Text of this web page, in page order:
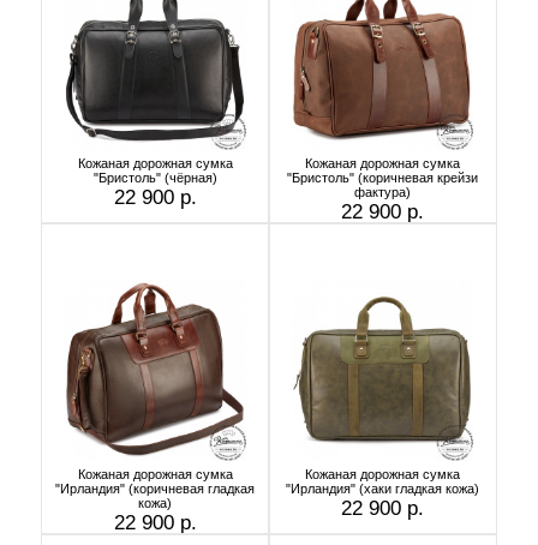
Кожаная дорожная сумка
"Бристоль" (чёрная)
22 900 р.
Кожаная дорожная сумка
"Бристоль" (коричневая крейзи
фактура)
22 900 р.
Кожаная дорожная сумка
"Ирландия" (коричневая гладкая
кожа)
22 900 р.
Кожаная дорожная сумка
"Ирландия" (хаки гладкая кожа)
22 900 р.